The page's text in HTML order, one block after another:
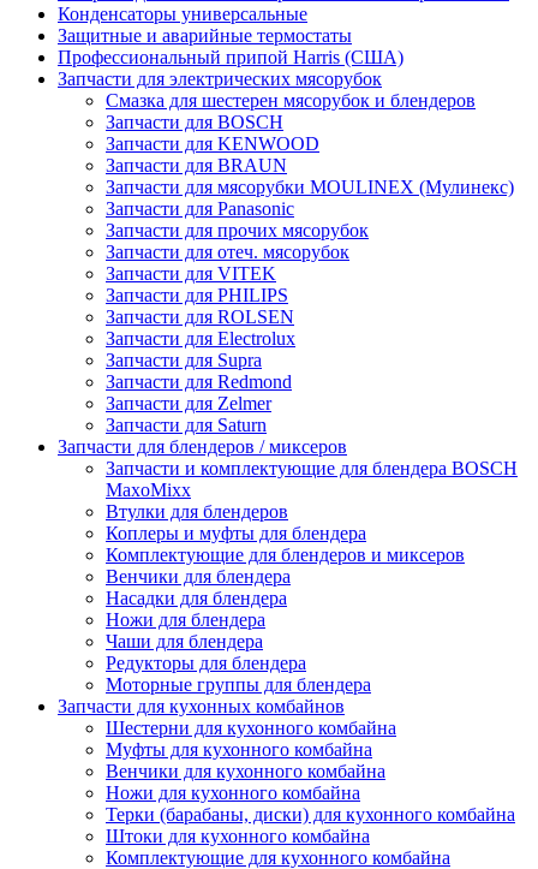
Конденсаторы универсальные
Защитные и аварийные термостаты
Профессиональный припой Harris (США)
Запчасти для электрических мясорубок
Смазка для шестерен мясорубок и блендеров
Запчасти для BOSCH
Запчасти для KENWOOD
Запчасти для BRAUN
Запчасти для мясорубки MOULINEX (Мулинекс)
Запчасти для Panasonic
Запчасти для прочих мясорубок
Запчасти для отеч. мясорубок
Запчасти для VITEK
Запчасти для PHILIPS
Запчасти для ROLSEN
Запчасти для Electrolux
Запчасти для Supra
Запчасти для Redmond
Запчасти для Zelmer
Запчасти для Saturn
Запчасти для блендеров / миксеров
Запчасти и комплектующие для блендера BOSCH
MaxoMixx
Втулки для блендеров
Коплеры и муфты для блендера
Комплектующие для блендеров и миксеров
Венчики для блендера
Насадки для блендера
Ножи для блендера
Чаши для блендера
Редукторы для блендера
Моторные группы для блендера
Запчасти для кухонных комбайнов
Шестерни для кухонного комбайна
Муфты для кухонного комбайна
Венчики для кухонного комбайна
Ножи для кухонного комбайна
Терки (барабаны, диски) для кухонного комбайна
Штоки для кухонного комбайна
Комплектующие для кухонного комбайна